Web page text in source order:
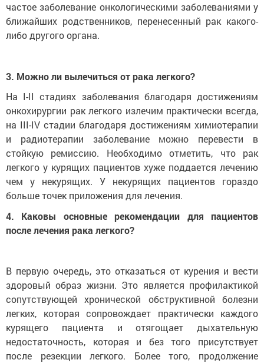
частое заболевание онкологическими заболеваниями у
ближайших родственников, перенесенный рак какого-
либо другого органа.
3. Можно ли вылечиться от рака легкого?
На I-II стадиях заболевания благодаря достижениям
онкохирургии рак легкого излечим практически всегда,
на III-IV стадии благодаря достижениям химиотерапии
и радиотерапии заболевание можно перевести в
стойкую ремиссию. Необходимо отметить, что рак
легкого у курящих пациентов хуже поддается лечению
чем у некурящих. У некурящих пациентов гораздо
больше точек приложения для лечения.
4. Каковы основные рекомендации для пациентов
после лечения рака легкого?
В первую очередь, это отказаться от курения и вести
здоровый образ жизни. Это является профилактикой
сопутствующей хронической обструктивной болезни
легких, которая сопровождает практически каждого
курящего пациента и отягощает дыхательную
недостаточность, которая и без того присутствует
после резекции легкого. Более того, продолжение